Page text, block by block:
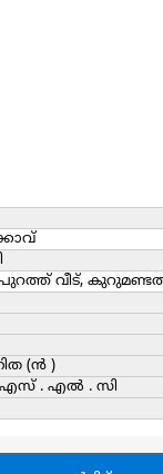
വീട്, കുറുമണ്ടല്‍
(ന്‍ )
. എല്‍ . സി